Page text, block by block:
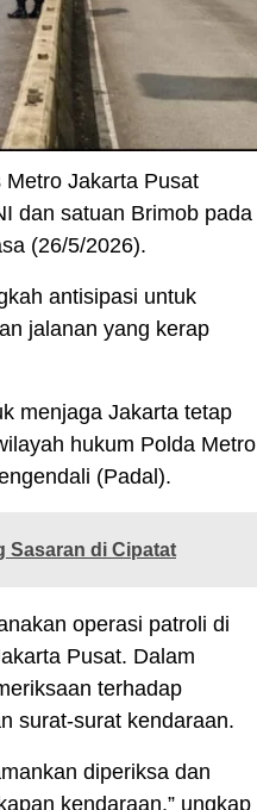
Metro Jakarta Pusat
dan satuan Brimob pada
(26/5/2026).
antisipasi untuk
jalanan yang kerap
menjaga Jakarta tetap
hukum Polda Metro
(Padal).
Sasaran di Cipatat
operasi patroli di
Pusat. Dalam
terhadap
surat-surat kendaraan.
diperiksa dan
kendaraan,” ungkap